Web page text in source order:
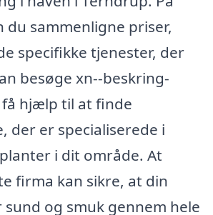
du sammenligne priser,
specifikke tjenester, der
besøge xn--beskring-
hjælp til at finde
der er specialiserede i
i dit område. At
firma kan sikre, at din
og smuk gennem hele